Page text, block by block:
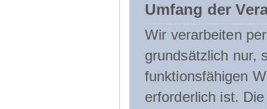
Umfang der
Wir verarbeiten
grundsätzlich nur,
funktionsfähigen
erforderlich ist.